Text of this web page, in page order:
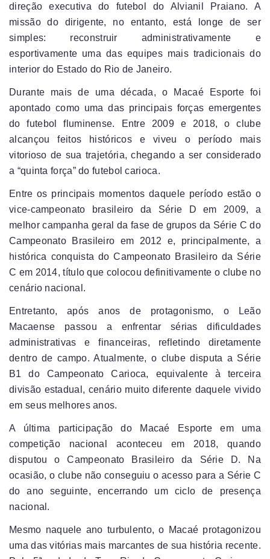
direção executiva do futebol do Alvianil Praiano. A
missão do dirigente, no entanto, está longe de ser
simples: reconstruir administrativamente e
esportivamente uma das equipes mais tradicionais do
interior do Estado do Rio de Janeiro.
Durante mais de uma década, o Macaé Esporte foi
apontado como uma das principais forças emergentes
do futebol fluminense. Entre 2009 e 2018, o clube
alcançou feitos históricos e viveu o período mais
vitorioso de sua trajetória, chegando a ser considerado
a “quinta força” do futebol carioca.
Entre os principais momentos daquele período estão o
vice-campeonato brasileiro da Série D em 2009, a
melhor campanha geral da fase de grupos da Série C do
Campeonato Brasileiro em 2012 e, principalmente, a
histórica conquista do Campeonato Brasileiro da Série
C em 2014, título que colocou definitivamente o clube no
cenário nacional.
Entretanto, após anos de protagonismo, o Leão
Macaense passou a enfrentar sérias dificuldades
administrativas e financeiras, refletindo diretamente
dentro de campo. Atualmente, o clube disputa a Série
B1 do Campeonato Carioca, equivalente à terceira
divisão estadual, cenário muito diferente daquele vivido
em seus melhores anos.
A última participação do Macaé Esporte em uma
competição nacional aconteceu em 2018, quando
disputou o Campeonato Brasileiro da Série D. Na
ocasião, o clube não conseguiu o acesso para a Série C
do ano seguinte, encerrando um ciclo de presença
nacional.
Mesmo naquele ano turbulento, o Macaé protagonizou
uma das vitórias mais marcantes de sua história recente.